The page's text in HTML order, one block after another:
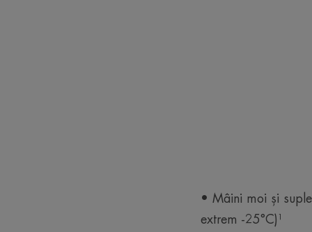
• Mâini moi și
extrem -25°C)¹